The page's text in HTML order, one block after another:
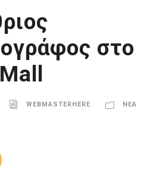
στο
WEBMASTERHERE ΝΈΑ